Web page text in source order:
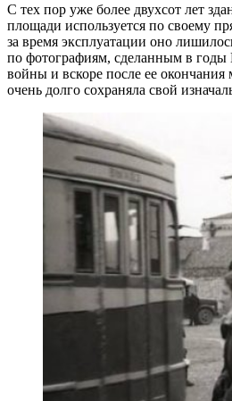
С тех пор уже более двухсот лет
площади используется по своему
за время эксплуатации оно
по фотографиям, сделанным в годы
войны и вскоре после ее
очень долго сохраняла свой